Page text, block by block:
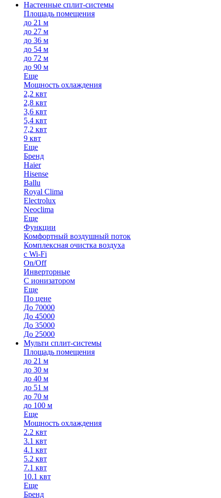
Настенные сплит-системы
Площадь помещения
до 21 м
до 27 м
до 36 м
до 54 м
до 72 м
до 90 м
Еще
Мощность охлаждения
2,2 квт
2,8 квт
3,6 квт
5,4 квт
7,2 квт
9 квт
Еще
Бренд
Haier
Hisense
Ballu
Royal Clima
Electrolux
Neoclima
Еще
Функции
Комфортный воздушный поток
Комплексная очистка воздуха
с Wi-Fi
On/Off
Инверторные
С ионизатором
Еще
По цене
До 70000
До 45000
До 35000
До 25000
Мульти сплит-системы
Площадь помещения
до 21 м
до 30 м
до 40 м
до 51 м
до 70 м
до 100 м
Еще
Мощность охлаждения
2.2 квт
3.1 квт
4.1 квт
5.2 квт
7.1 квт
10.1 квт
Еще
Бренд